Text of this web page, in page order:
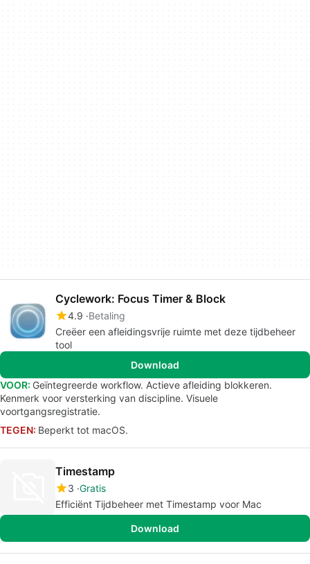
Cyclework: Focus Timer & Block
4.9 Betaling
Creëer een afleidingsvrije ruimte met deze tijdbeheer
tool
Download
VOOR: Geïntegreerde workflow. Actieve afleiding blokkeren.
Kenmerk voor versterking van discipline. Visuele
voortgangsregistratie.
TEGEN: Beperkt tot macOS.
Timestamp
3 Gratis
Efficiënt Tijdbeheer met Timestamp voor Mac
Download